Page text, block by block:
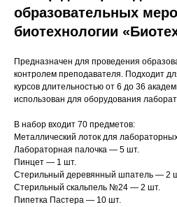
образовательных
биотехнологии
Предназначен для проведения
контролем преподавателя. Подходит
курсов длительностью от 6 до 36
использован для оборудования
В набор входит 70 предметов:
Металлический лоток для
Лабораторная палочка — 5 шт.
Пинцет — 1 шт.
Стерильный деревянный шпатель — 2
Стерильный скальпель №24 — 2 шт.
Пипетка Пастера — 10 шт.